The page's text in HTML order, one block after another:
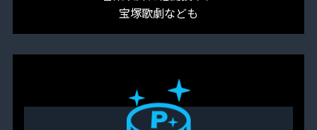
宝塚歌劇なども